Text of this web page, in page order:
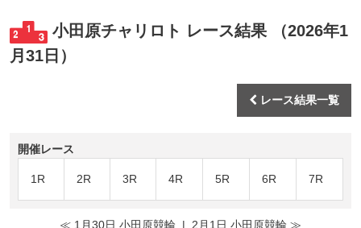
小田原チャリロト レース結果 （2026年1
月31日）
レース結果一覧
開催レース
1R 2R 3R 4R 5R 6R 7R
≪ 1月30日 小田原競輪 | 2月1日 小田原競輪 ≫